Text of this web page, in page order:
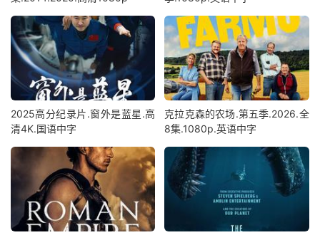
2025高分纪录片.窗外是蓝星.高
清4K.国语中字
克拉克森的农场.第五季.2026.全
8集.1080p.英语中字